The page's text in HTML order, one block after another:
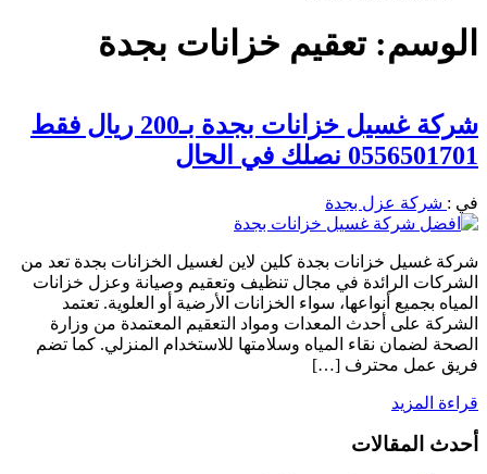
الوسم:تعقيم خزانات بجدة
شركة غسيل خزانات بجدة بـ200 ريال فقط
0556501701 نصلك في الحال
في : شركة عزل بجدة
شركة غسيل خزانات بجدة كلين لاين لغسيل الخزانات بجدة تعد من
الشركات الرائدة في مجال تنظيف وتعقيم وصيانة وعزل خزانات
المياه بجميع أنواعها، سواء الخزانات الأرضية أو العلوية. تعتمد
الشركة على أحدث المعدات ومواد التعقيم المعتمدة من وزارة
الصحة لضمان نقاء المياه وسلامتها للاستخدام المنزلي. كما تضم
فريق عمل محترف […]
قراءة المزيد
أحدث المقالات